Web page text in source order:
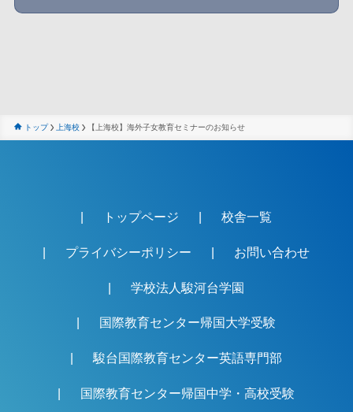
トップ 上海校 【上海校】海外子女教育セミナーのお知らせ
トップページ 校舎一覧
プライバシーポリシー お問い合わせ
学校法人駿河台学園
国際教育センター帰国大学受験
駿台国際教育センター英語専門部
国際教育センター帰国中学・高校受験